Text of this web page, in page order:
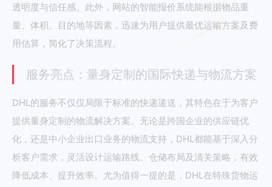
透明度与信任感。此外，网站的智能报价系统能根据物品重
量、体积、目的地等因素，迅速为用户提供最优运输方案及费
用估算，简化了决策流程。
服务亮点：量身定制的国际快递与物流方案
DHL的服务不仅仅局限于标准的快递递送，其特色在于为客户
提供量身定制的物流解决方案。无论是跨国企业的供应链优
化，还是中小企业出口业务的物流支持，DHL都能基于深入分
析客户需求，灵活设计运输路线、仓储布局及清关策略，有效
降低成本、提升效率。尤为值得一提的是，DHL在特殊货物运